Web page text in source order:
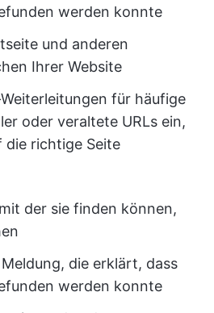
werden konnte
und anderen
Ihrer Website
für häufige
oder veraltete URLs ein,
die richtige Seite
der sie finden können,
die erklärt, dass
werden konnte